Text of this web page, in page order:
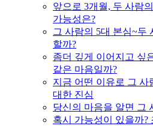
앞으로 3개월, 두 사람
가능성은?
그 사람의 5대 본심~두
할까?
좀더 깊게 이어지고 싶
같은 마음일까?
지금 어떤 이유로 그 사
대한 진심
당신의 마음을 알면 그
혹시 가능성이 있을까?